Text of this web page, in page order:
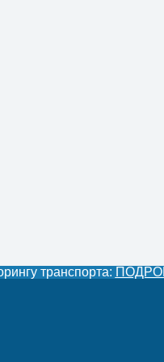
транспорта: